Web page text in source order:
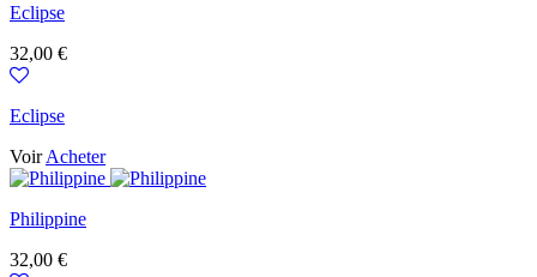
Eclipse
Prix
32,00 €
Eclipse
VoirAcheter
Philippine
Prix
32,00 €